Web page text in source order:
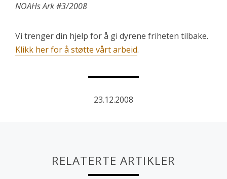
NOAHs Ark #3/2008
Vi trenger din hjelp for å gi dyrene friheten tilbake.
Klikk her for å støtte vårt arbeid.
23.12.2008
RELATERTE ARTIKLER